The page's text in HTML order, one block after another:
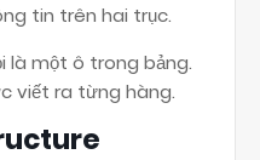
tin trên hai trục.
là một ô trong bảng.
viết ra từng hàng.